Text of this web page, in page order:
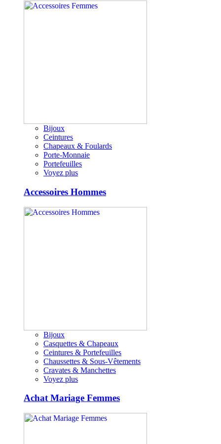
Bijoux
Ceintures
Chapeaux & Foulards
Porte-Monnaie
Portefeuilles
Voyez plus
Accessoires Hommes
Bijoux
Casquettes & Chapeaux
Ceintures & Portefeuilles
Chaussettes & Sous-Vêtements
Cravates & Manchettes
Voyez plus
Achat Mariage Femmes